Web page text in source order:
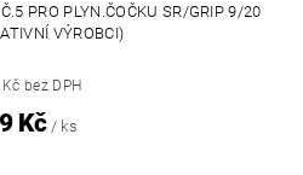
PRO PLYN.ČOČKU SR/GRIP 9/20
VÝROBCI)
bez DPH
Kč / ks